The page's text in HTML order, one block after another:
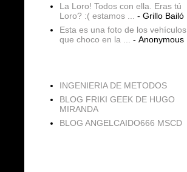
La Loro! Todos con ella. Eras tú
Loro? :( estamos ...
- Grillo Bailó
Esta es una foto de los vehículos
que choco en la ...
- Anonymous
INGENIERIA DE METODOS
BLOG FRIKI GEEK DE HUGO
MIRANDA
BLOG ANGELCAIDO666 MSCD